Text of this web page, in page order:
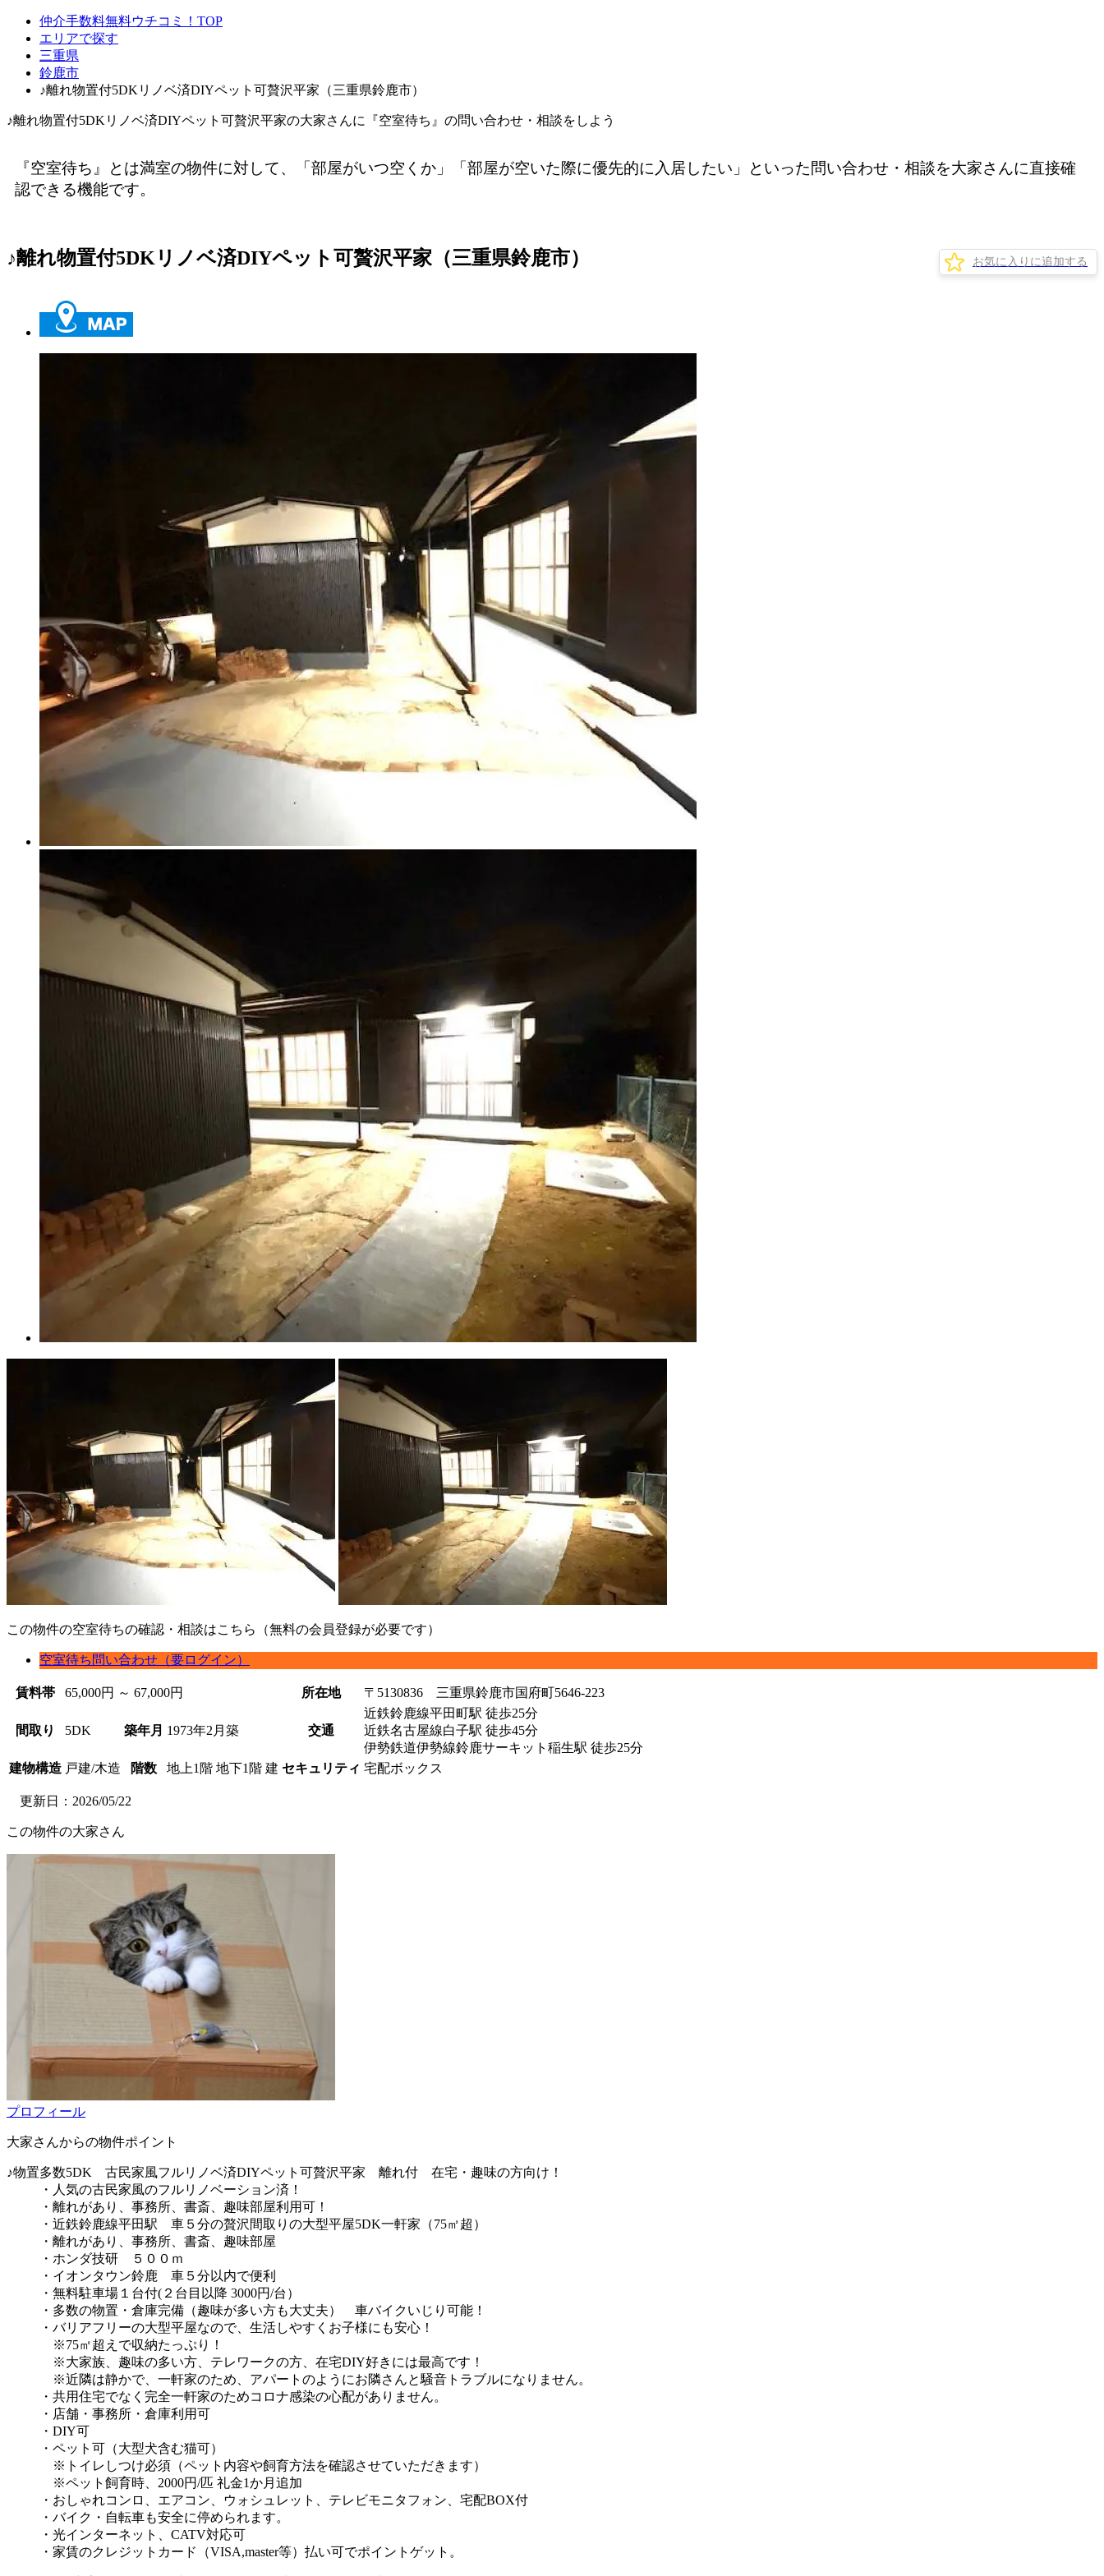
仲介手数料無料ウチコミ！TOP
エリアで探す
三重県
鈴鹿市
♪離れ物置付5DKリノベ済DIYペット可贅沢平家（三重県鈴鹿市）
♪離れ物置付5DKリノベ済DIYペット可贅沢平家の大家さんに『空室待ち』の問い合わせ・相談をしよう
『空室待ち』とは満室の物件に対して、「部屋がいつ空くか」「部屋が空いた際に優先的に入居したい」といった問い合わせ・相談を大家さんに直接確
認できる機能です。
♪離れ物置付5DKリノベ済DIYペット可贅沢平家（三重県鈴鹿市） お気に入りに追加する
この物件の空室待ちの確認・相談はこちら（無料の会員登録が必要です）
空室待ち問い合わせ（要ログイン）
賃料帯 65,000円 ～ 67,000円 所在地 〒5130836 三重県鈴鹿市国府町5646-223
間取り 5DK 築年月 1973年2月築 交通
近鉄鈴鹿線平田町駅 徒歩25分
近鉄名古屋線白子駅 徒歩45分
伊勢鉄道伊勢線鈴鹿サーキット稲生駅 徒歩25分
建物構造 戸建/木造 階数 地上1階 地下1階 建 セキュリティ 宅配ボックス
更新日：2026/05/22
この物件の大家さん
プロフィール
大家さんからの物件ポイント
♪物置多数5DK 古民家風フルリノベ済DIYペット可贅沢平家 離れ付 在宅・趣味の方向け！
・人気の古民家風のフルリノベーション済！
・離れがあり、事務所、書斎、趣味部屋利用可！
・近鉄鈴鹿線平田駅 車５分の贅沢間取りの大型平屋5DK一軒家（75㎡超）
・離れがあり、事務所、書斎、趣味部屋
・ホンダ技研 ５００ｍ
・イオンタウン鈴鹿 車５分以内で便利
・無料駐車場１台付(２台目以降 3000円/台）
・多数の物置・倉庫完備（趣味が多い方も大丈夫） 車バイクいじり可能！
・バリアフリーの大型平屋なので、生活しやすくお子様にも安心！
※75㎡超えで収納たっぷり！
※大家族、趣味の多い方、テレワークの方、在宅DIY好きには最高です！
※近隣は静かで、一軒家のため、アパートのようにお隣さんと騒音トラブルになりません。
・共用住宅でなく完全一軒家のためコロナ感染の心配がありません。
・店舗・事務所・倉庫利用可
・DIY可
・ペット可（大型犬含む猫可）
※トイレしつけ必須（ペット内容や飼育方法を確認させていただきます）
※ペット飼育時、2000円/匹 礼金1か月追加
・おしゃれコンロ、エアコン、ウォシュレット、テレビモニタフォン、宅配BOX付
・バイク・自転車も安全に停められます。
・光インターネット、CATV対応可
・家賃のクレジットカード（VISA,master等）払い可でポイントゲット。